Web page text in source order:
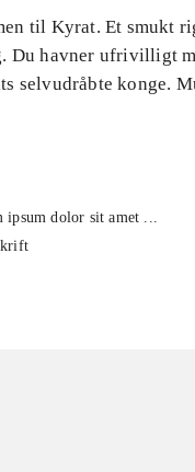
til Kyrat. Et smukt
Du havner ufrivilligt
selvudråbte konge.
ipsum dolor sit amet ...